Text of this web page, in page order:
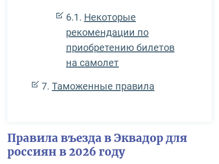
Некоторые
рекомендации по
приобретению билетов
на самолет
Таможенные правила
Правила въезда в Эквадор для
россиян в 2026 году